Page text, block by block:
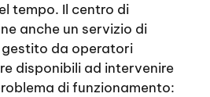
tempo. Il centro di
anche un servizio di
da operatori
disponibili ad intervenire
di funzionamento: